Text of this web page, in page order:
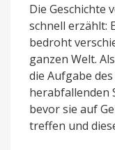
Die Geschichte
schnell erzählt:
bedroht
ganzen Welt.
die Aufgabe
herabfallenden
bevor sie auf
treffen und